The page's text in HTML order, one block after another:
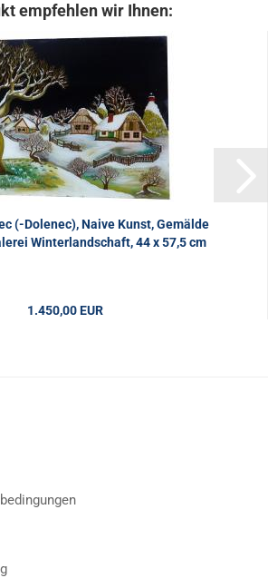
empfehlen wir Ihnen:
(-Dolenec), Naive Kunst, Gemälde
Winterlandschaft, 44 x 57,5 cm
1.450,00 EUR